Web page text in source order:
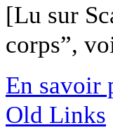
[Lu sur
corps”,
En savoir
Old Links